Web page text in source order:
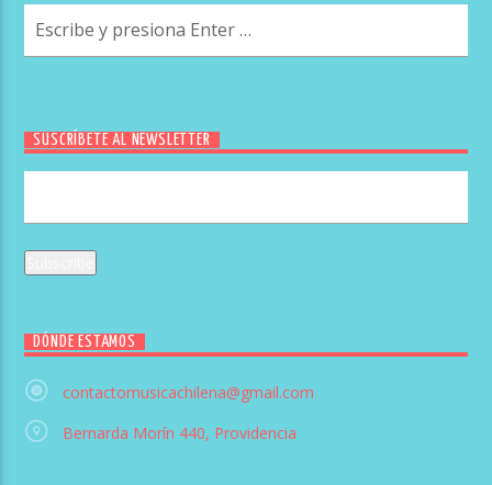
SUSCRÍBETE AL NEWSLETTER
DÓNDE ESTAMOS
contactomusicachilena@gmail.com
Bernarda Morín 440, Providencia